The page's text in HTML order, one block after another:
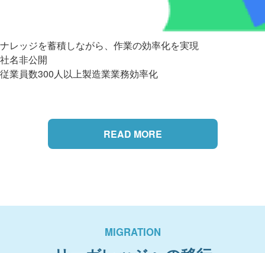
ナレッジを蓄積しながら、作業の効率化を実現
社名非公開
従業員数300人以上製造業業務効率化
READ MORE
MIGRATION